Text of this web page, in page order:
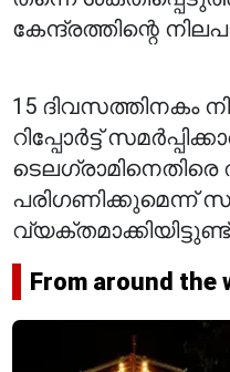
കേന്ദ്രത്തിന്റെ
15 ദിവസത്തിനകം
റിപ്പോർട്ട്
പരിഗണിക്കുമെന്ന്
From around the